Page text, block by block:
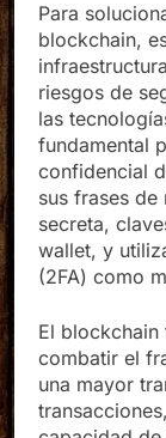
Para
blockchain,
riesgos de
las
fundamental
confidencial
sus frases
secreta,
wallet, y
(2FA) como
El blockchain
combatir el
una mayor